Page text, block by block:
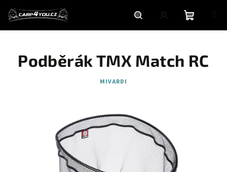
obsah
HledatPřihlášeníNákupní
košík
Podběrák TMX Match RC
MIVARDI